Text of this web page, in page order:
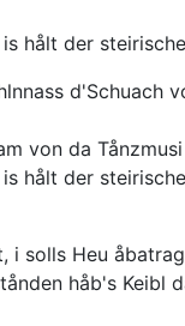
hålt der
d'Schuach
von da
hålt der
i solls Heu
håb's Keibl